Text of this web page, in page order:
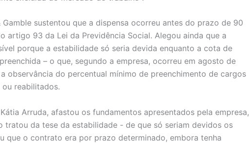
sustentou que a dispensa ocorreu antes do prazo de 90
artigo 93 da Lei da Previdência Social. Alegou ainda que a
porque a estabilidade só seria devida enquanto a cota de
– o que, segundo a empresa, ocorreu em agosto de
observância do percentual mínimo de preenchimento de cargos
reabilitados.
Arruda, afastou os fundamentos apresentados pela empresa,
tratou da tese da estabilidade - de que só seriam devidos os
que o contrato era por prazo determinado, embora tenha